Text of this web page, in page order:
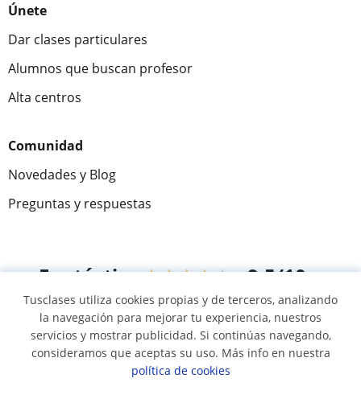
Únete
Dar clases particulares
Alumnos que buscan profesor
Alta centros
Comunidad
Novedades y Blog
Preguntas y respuestas
Fantástica★★★★★ 9,5/10
305915 opiniones de alumnos
© 2007 - 2026 Tusclases.co
Tusclases utiliza cookies propias y de terceros, analizando
la navegación para mejorar tu experiencia, nuestros
servicios y mostrar publicidad. Si continúas navegando,
consideramos que aceptas su uso. Más info en nuestra
política de cookies